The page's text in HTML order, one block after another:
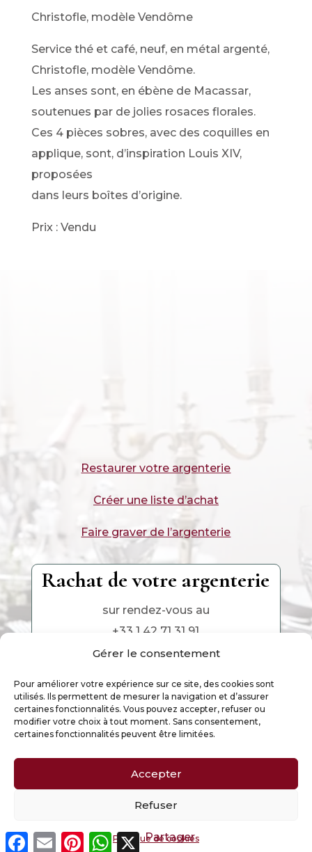
Gérer le consentement
Pour améliorer votre expérience sur ce site, des cookies sont
utilisés. Ils permettent de mesurer la navigation et d’assurer
certaines fonctionnalités. Vous pouvez accepter, refuser ou
modifier votre choix à tout moment. Sans consentement,
certaines fonctionnalités peuvent être limitées.
Accepter
Refuser
Politique de cookies
Christofle, modèle Vendôme
Service thé et café, neuf, en métal argenté,
Christofle, modèle Vendôme.
Les anses sont, en ébène de Macassar,
soutenues par de jolies rosaces florales.
Ces 4 pièces sobres, avec des coquilles en
applique, sont, d’inspiration Louis XIV,
proposées
dans leurs boîtes d’origine.
Prix : Vendu
Restaurer votre argenterie
Créer une liste d’achat
Faire graver de l’argenterie
Rachat de votre argenterie
sur rendez-vous au
+33 1 42 71 31 91
Ce site est la propriété exclusive de Argenterie
d’Antan, Paris – 2025
Facebook
Email PinterestWhatsApp
XPartager